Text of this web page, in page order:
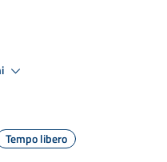
Tempo libero